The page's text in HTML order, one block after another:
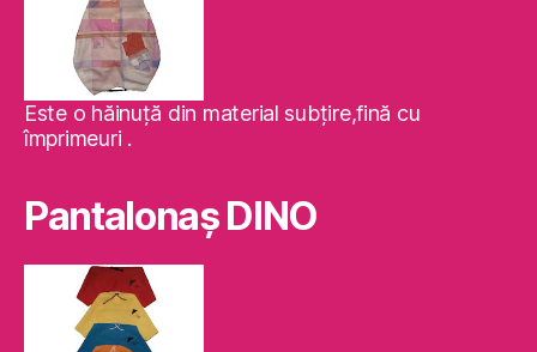
Este o hăinuţă din material subţire,fină cu
împrimeuri .
Pantalonaş DINO